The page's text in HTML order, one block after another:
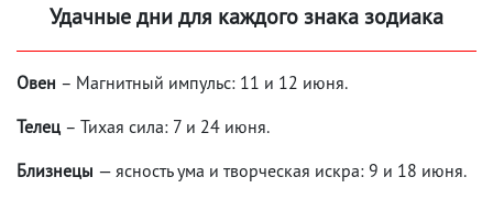
Удачные дни для каждого знака зодиака
Овен – Магнитный импульс: 11 и 12 июня.
Телец – Тихая сила: 7 и 24 июня.
Близнецы — ясность ума и творческая искра: 9 и 18 июня.